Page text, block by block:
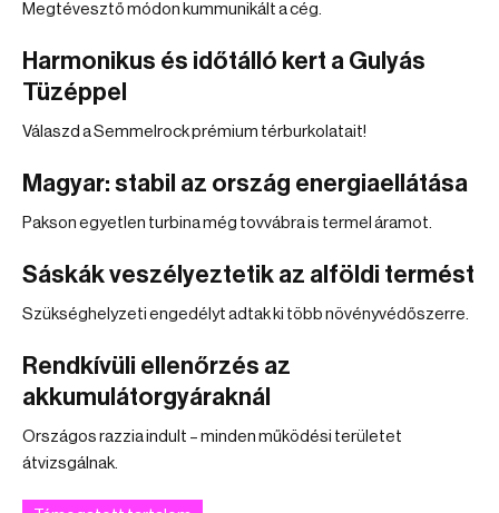
Megtévesztő módon kummunikált a cég.
Harmonikus és időtálló kert a Gulyás
Tüzéppel
Válaszd a Semmelrock prémium térburkolatait!
Magyar: stabil az ország energiaellátása
Pakson egyetlen turbina még tovvábra is termel áramot.
Sáskák veszélyeztetik az alföldi termést
Szükséghelyzeti engedélyt adtak ki több növényvédőszerre.
Rendkívüli ellenőrzés az
akkumulátorgyáraknál
Országos razzia indult – minden működési területet
átvizsgálnak.